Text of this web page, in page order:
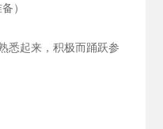
）
悉起来，积极而踊跃参